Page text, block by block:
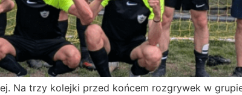
Na trzy kolejki przed końcem rozgrywek w